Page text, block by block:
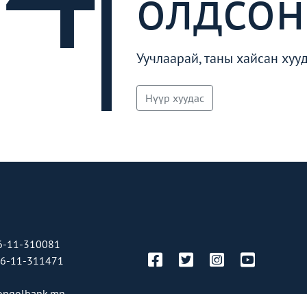
Уучлаарай, таны хайсан
Нүүр хуудас
11-310081
11-311471